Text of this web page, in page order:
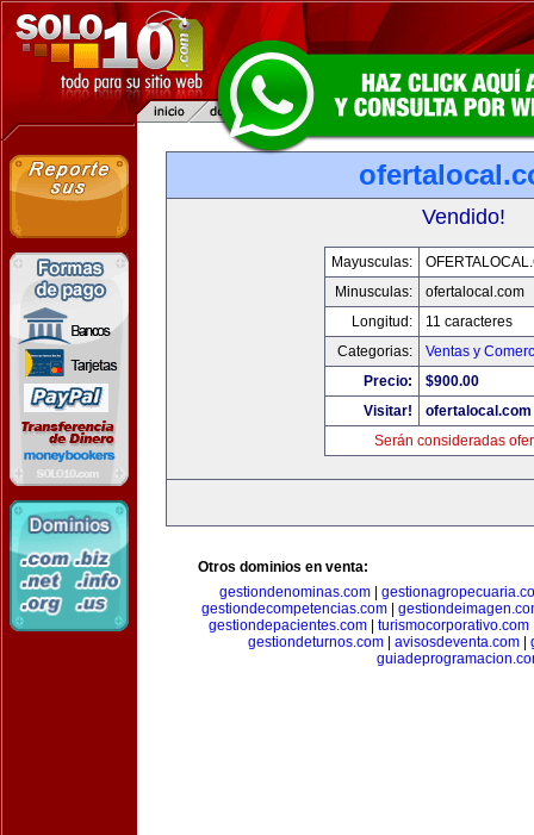
Vendido!
Mayusculas:
Minusculas:
ofertalocal.com
Longitud:
11 caracteres
Categorias:
Ventas y
Precio:
$900.00
Visitar!
ofertalocal.com
Serán consideradas
Otros dominios en venta:
gestiondenominas.com|
gestiondecompetencias.com|
gestiondepacientes.com| turismocorporativo.com
gestiondeturnos.com| avisosdeventa.com|